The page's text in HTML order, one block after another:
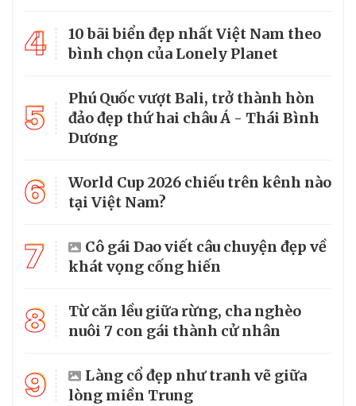
4
10 bãi biển đẹp nhất Việt Nam theo
bình chọn của Lonely Planet
5
Phú Quốc vượt Bali, trở thành hòn
đảo đẹp thứ hai châu Á - Thái Bình
Dương
6
World Cup 2026 chiếu trên kênh nào
tại Việt Nam?
7
Cô gái Dao viết câu chuyện đẹp về
khát vọng cống hiến
8
Từ căn lều giữa rừng, cha nghèo
nuôi 7 con gái thành cử nhân
9
Làng cổ đẹp như tranh vẽ giữa
lòng miền Trung